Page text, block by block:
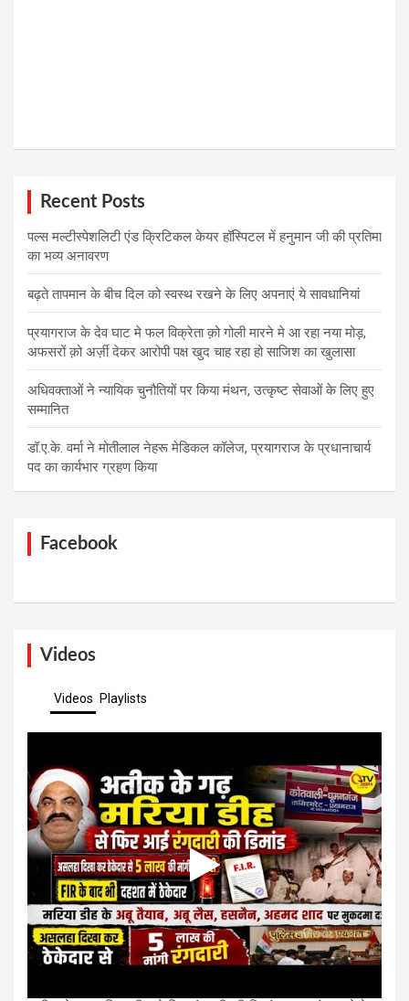
Recent Posts
पल्स मल्टीस्पेशलिटी एंड क्रिटिकल केयर हॉस्पिटल में हनुमान जी की प्रतिमा
का भव्य अनावरण
बढ़ते तापमान के बीच दिल को स्वस्थ रखने के लिए अपनाएं ये सावधानियां
प्रयागराज के देव घाट मे फल विक्रेता क़ो गोली मारने मे आ रहा नया मोड़,
अफसरों क़ो अर्ज़ी देकर आरोपी पक्ष खुद चाह रहा हो साजिश का खुलासा
अधिवक्ताओं ने न्यायिक चुनौतियों पर किया मंथन, उत्कृष्ट सेवाओं के लिए हुए
सम्मानित
डॉ.ए.के. वर्मा ने मोतीलाल नेहरू मेडिकल कॉलेज, प्रयागराज के प्रधानाचार्य
पद का कार्यभार ग्रहण किया
Facebook
Videos
Videos Playlists